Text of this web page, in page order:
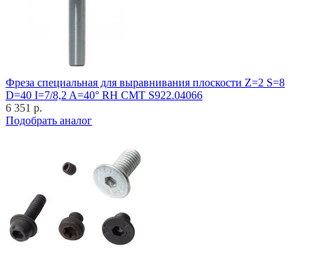
Фреза специальная для выравнивания плоскости Z=2 S=8
D=40 I=7/8,2 A=40° RH CMT S922.04066
6 351 р.
Подобрать аналог